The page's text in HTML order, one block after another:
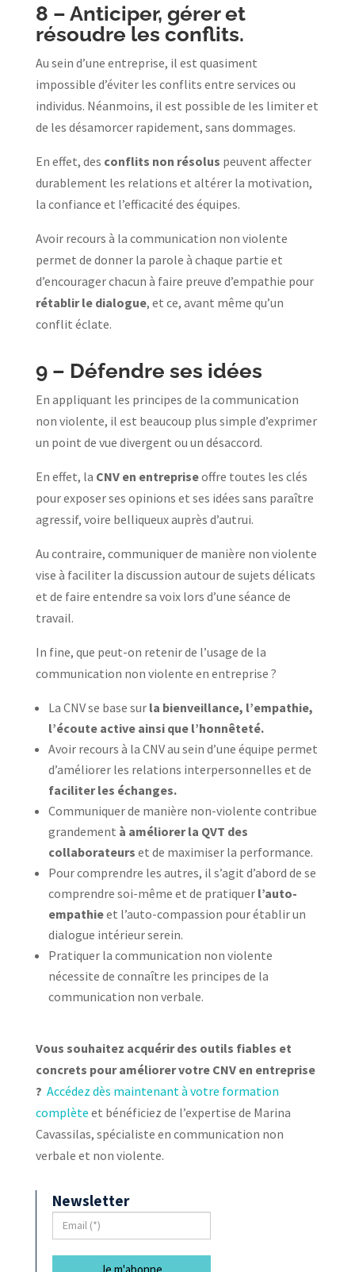
8 – Anticiper, gérer et
résoudre les conflits.
Au sein d’une entreprise, il est quasiment
impossible d’éviter les conflits entre services ou
individus. Néanmoins, il est possible de les limiter et
de les désamorcer rapidement, sans dommages.
En effet, des conflits non résolus peuvent affecter
durablement les relations et altérer la motivation,
la confiance et l’efficacité des équipes.
Avoir recours à la communication non violente
permet de donner la parole à chaque partie et
d’encourager chacun à faire preuve d’empathie pour
rétablir le dialogue, et ce, avant même qu’un
conflit éclate.
9 – Défendre ses idées
En appliquant les principes de la communication
non violente, il est beaucoup plus simple d’exprimer
un point de vue divergent ou un désaccord.
En effet, la CNV en entrepriseoffre toutes les clés
pour exposer ses opinions et ses idées sans paraître
agressif, voire belliqueux auprès d’autrui.
Au contraire, communiquer de manière non violente
vise à faciliter la discussion autour de sujets délicats
et de faire entendre sa voix lors d’une séance de
travail.
In fine, que peut-on retenir de l’usage de la
communication non violente en entreprise ?
La CNV se base surla bienveillance, l’empathie,
l’écoute active ainsi que l’honnêteté.
Avoir recours à la CNV au sein d’une équipe permet
d’améliorer les relations interpersonnelles et de
faciliter les échanges.
Communiquer de manière non-violente contribue
grandement à améliorer la QVT des
collaborateurs et de maximiser la performance.
Pour comprendre les autres, il s’agit d’abord de se
comprendre soi-même et de pratiquer l’auto-
empathieet l’auto-compassion pour établir un
dialogue intérieur serein.
Pratiquer la communication non violente
nécessite de connaître les principes de la
communication non verbale.
Vous souhaitez acquérir des outils fiables et
concrets pour améliorer votre CNV en entreprise
? Accédez dès maintenant à votre formation
complète et bénéficiez de l’expertise de Marina
Cavassilas, spécialiste en communication non
verbale et non violente.
Newsletter